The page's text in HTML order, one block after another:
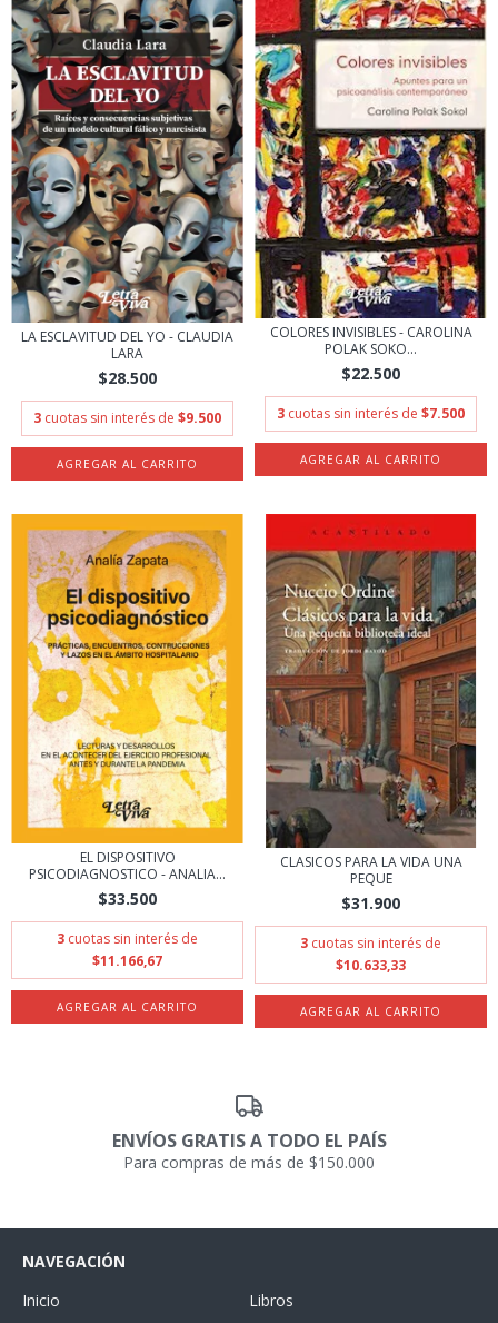
LA ESCLAVITUD DEL YO - CLAUDIA
LARA
$28.500
3 cuotas sin interés de $9.500
COLORES INVISIBLES - CAROLINA
POLAK SOKO...
$22.500
3 cuotas sin interés de $7.500
EL DISPOSITIVO
PSICODIAGNOSTICO - ANALIA...
$33.500
3 cuotas sin interés de
$11.166,67
CLASICOS PARA LA VIDA UNA
PEQUE
$31.900
3 cuotas sin interés de
$10.633,33
ENVÍOS GRATIS A TODO EL PAÍS
Para compras de más de $150.000
NAVEGACIÓN
Inicio
Libros